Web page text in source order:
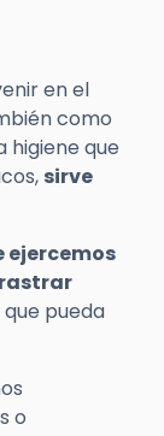
en el
como
higiene que
sirve
ejercemos
que pueda
o